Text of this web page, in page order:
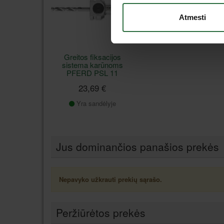
Atmesti
Greitos fiksacijos
sistema karūnoms
PFERD PSL 11
23,69 €
Yra sandėlyje
Jus dominančios panašios prekės
Nepavyko užkrauti prekių sąrašo.
Peržiūrėtos prekės